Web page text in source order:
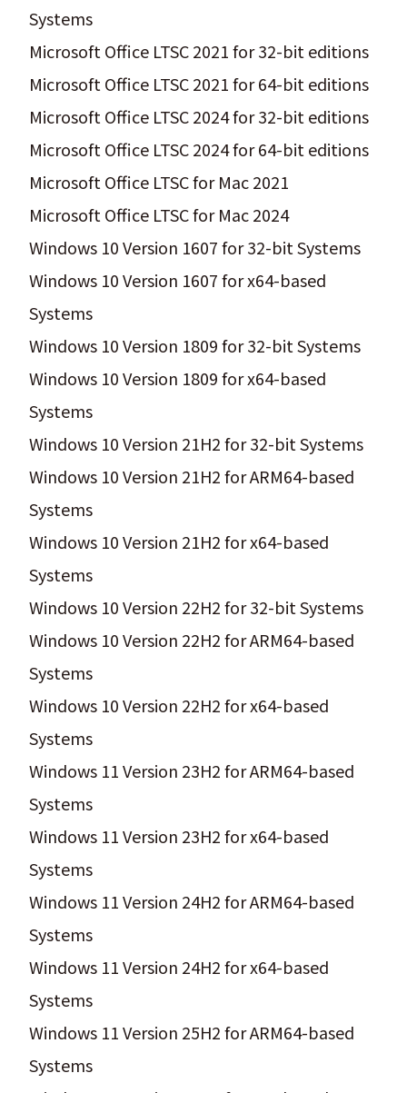
Systems
Microsoft Office LTSC 2021 for 32-bit editions
Microsoft Office LTSC 2021 for 64-bit editions
Microsoft Office LTSC 2024 for 32-bit editions
Microsoft Office LTSC 2024 for 64-bit editions
Microsoft Office LTSC for Mac 2021
Microsoft Office LTSC for Mac 2024
Windows 10 Version 1607 for 32-bit Systems
Windows 10 Version 1607 for x64-based
Systems
Windows 10 Version 1809 for 32-bit Systems
Windows 10 Version 1809 for x64-based
Systems
Windows 10 Version 21H2 for 32-bit Systems
Windows 10 Version 21H2 for ARM64-based
Systems
Windows 10 Version 21H2 for x64-based
Systems
Windows 10 Version 22H2 for 32-bit Systems
Windows 10 Version 22H2 for ARM64-based
Systems
Windows 10 Version 22H2 for x64-based
Systems
Windows 11 Version 23H2 for ARM64-based
Systems
Windows 11 Version 23H2 for x64-based
Systems
Windows 11 Version 24H2 for ARM64-based
Systems
Windows 11 Version 24H2 for x64-based
Systems
Windows 11 Version 25H2 for ARM64-based
Systems